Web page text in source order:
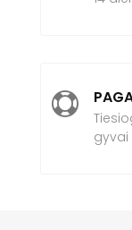

gyvai